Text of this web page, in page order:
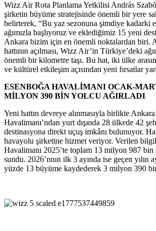
Wizz Air Rota Planlama Yetkilisi András Szabó
şirketin büyüme stratejisinde önemli bir yere
belirterek, “Bu yaz sezonuna şimdiye kadarki
ağımızla başlıyoruz ve eklediğimiz 15 yeni
Ankara bizim için en önemli noktalardan biri.
hattının açılması, Wizz Air’in Türkiye’deki
önemli bir kilometre taşı. Bu hat, iki ülke
ve kültürel etkileşim açısından yeni fırsatlar
ESENBOĞA HAVALİMANI OCAK-
MİLYON 390 BİN YOLCU AĞIRLADI
Yeni hattın devreye alınmasıyla birlikte
Havalimanı’ndan yurt dışında 28 ülkede 42
destinasyona direkt uçuş imkânı bulunuyor.
havayolu şirketine hizmet veriyor. Verilen
Havalimanı 2025’te toplam 13 milyon 987
sundu. 2026’nnın ilk 3 ayında ise geçen yılın
yüzde 13 büyüme kaydederek 3 milyon 390